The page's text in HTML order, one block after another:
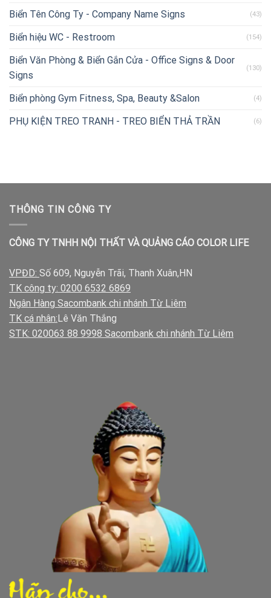
Biển Tên Công Ty - Company Name Signs (43)
Biển hiệu WC - Restroom (154)
Biển Văn Phòng & Biển Gắn Cửa - Office Signs & Door
Signs
(130)
Biển phòng Gym Fitness, Spa, Beauty &Salon (4)
PHỤ KIỆN TREO TRANH - TREO BIỂN THẢ TRẦN (6)
THÔNG TIN CÔNG TY
CÔNG TY TNHH NỘI THẤT VÀ QUẢNG CÁO COLOR LIFE
VPĐD: Số 609, Nguyễn Trãi, Thanh Xuân,HN
TK công ty: 0200 6532 6869
Ngân Hàng Sacombank chi nhánh Từ Liêm
TK cá nhân:Lê Văn Thắng
STK: 020063 88 9998 Sacombank chi nhánh Từ Liêm